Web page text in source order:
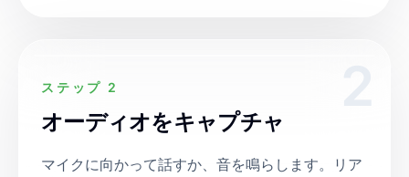
ステップ 2
オーディオをキャプチャ
マイクに向かって話すか、音を鳴らします。リア